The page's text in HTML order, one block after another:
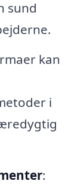
sund
kan
i
: